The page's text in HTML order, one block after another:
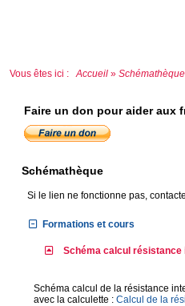
Vous êtes ici : Accueil » Schémathèque
Faire un don pour aider aux
Schémathèque
Si le lien ne fonctionne pas,
Formations et cours
Schéma calcul résistance
Schéma calcul de la résistance
avec la calculette : Calcul de la